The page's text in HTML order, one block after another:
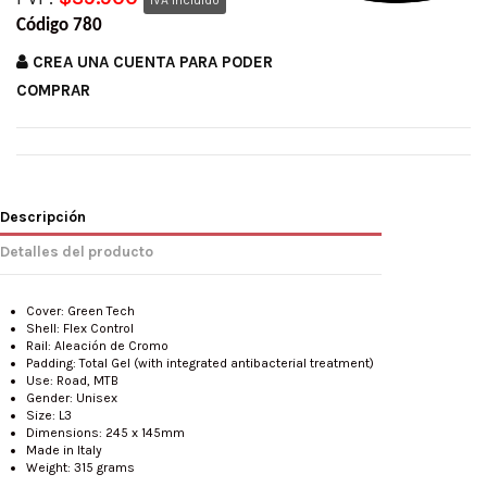
Código 780
CREA UNA CUENTA PARA PODER
COMPRAR
Descripción
Detalles del producto
Cover: Green Tech
Shell: Flex Control
Rail: Aleación de Cromo
Padding: Total Gel (with integrated antibacterial treatment)
Use: Road, MTB
Gender: Unisex
Size: L3
Dimensions: 245 x 145mm
Made in Italy
Weight: 315 grams